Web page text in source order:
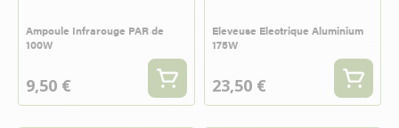
Ampoule Infrarouge PAR de
100W
9,50 €
Eleveuse Electrique Aluminium
175W
23,50 €